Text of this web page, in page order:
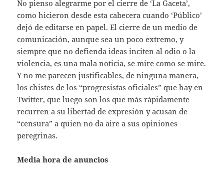
No pienso alegrarme por el cierre de ‘La Gaceta’,
como hicieron desde esta cabecera cuando ‘Público’
dejó de editarse en papel. El cierre de un medio de
comunicación, aunque sea un poco extremo, y
siempre que no defienda ideas inciten al odio o la
violencia, es una mala noticia, se mire como se mire.
Y no me parecen justificables, de ninguna manera,
los chistes de los “progresistas oficiales” que hay en
Twitter, que luego son los que más rápidamente
recurren a su libertad de expresión y acusan de
“censura” a quien no da aire a sus opiniones
peregrinas.
Media hora de anuncios